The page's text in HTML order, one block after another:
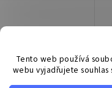
Tento web používá
webu vyjadřujete